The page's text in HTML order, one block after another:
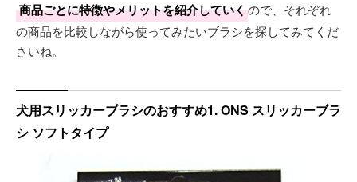
商品ごとに特徴やメリットを紹介していくので、それぞれ
の商品を比較しながら使ってみたいブラシを探してみてくだ
さいね。
犬用スリッカーブラシのおすすめ1. ONS スリッカーブラ
シ ソフトタイプ